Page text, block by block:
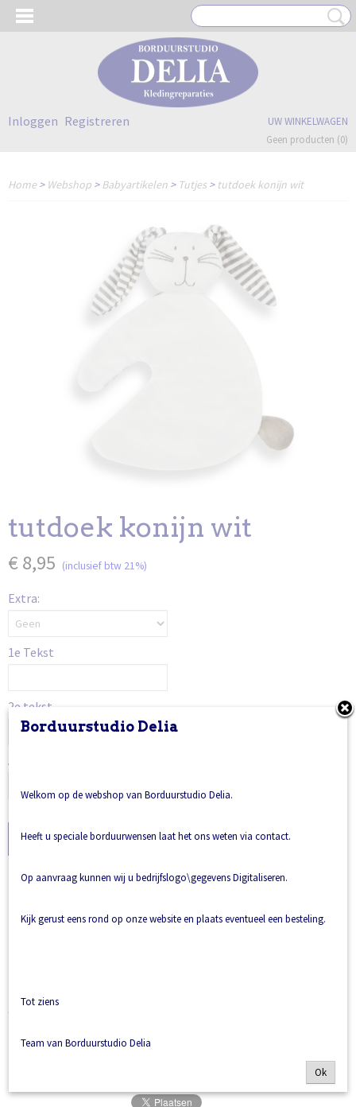
Inloggen Registreren
UW WINKELWAGEN
Geen producten (0)
Home > Webshop >Babyartikelen > Tutjes > tutdoek konijn wit
tutdoek konijn wit
€ 8,95 (inclusief btw 21%)
Extra:
1e Tekst
2e tekst
Aantal
IN WINKELWAGEN
Dit konij is een heerlijk zacht knuffelvriendje voor je kleintje.
Maar om dat ik er een naam op borduur is het duidelijk bij wie
Het konijtje is wit met grijs/wit gestreepte achterkant en is
Borduurstudio Delia
Welkom op de webshop van Borduurstudio Delia.
Heeft u speciale borduurwensen laat het ons weten via contact.
Op aanvraag kunnen wij u bedrijfslogo\gegevens Digitaliseren.
Kijk gerust eens rond op onze website en plaats eventueel een besteling.
Tot ziens
Team van Borduurstudio Delia
Ok